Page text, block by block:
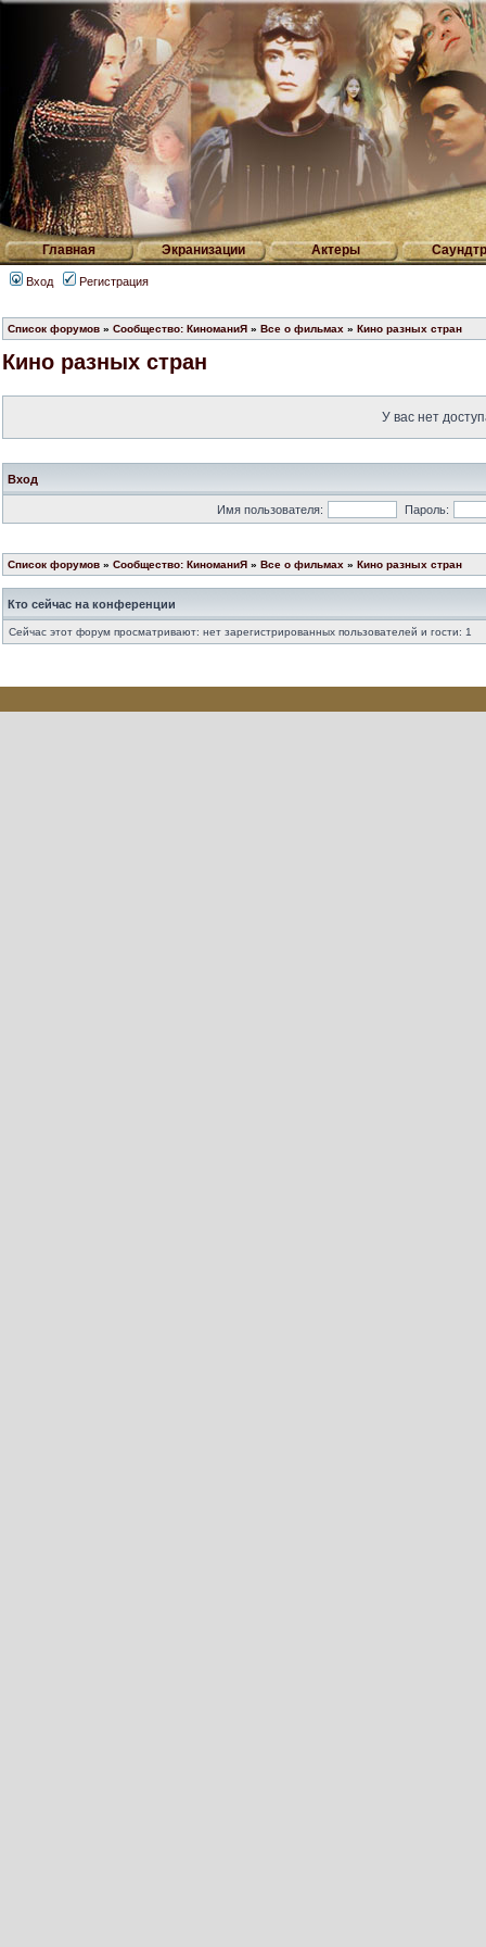
Главная Экранизации Актеры
Вход Регистрация
Список форумов » Сообщество: КиноманиЯ » Все о фильмах » Кино разных стран
Кино разных стран
У вас нет
Вход
Имя пользователя: Пароль:
Список форумов » Сообщество: КиноманиЯ » Все о фильмах » Кино разных стран
Кто сейчас на конференции
Сейчас этот форум просматривают: нет зарегистрированных пользователей и гости: 1